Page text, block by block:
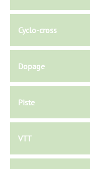
Cyclo-cross
Dopage
Piste
VTT